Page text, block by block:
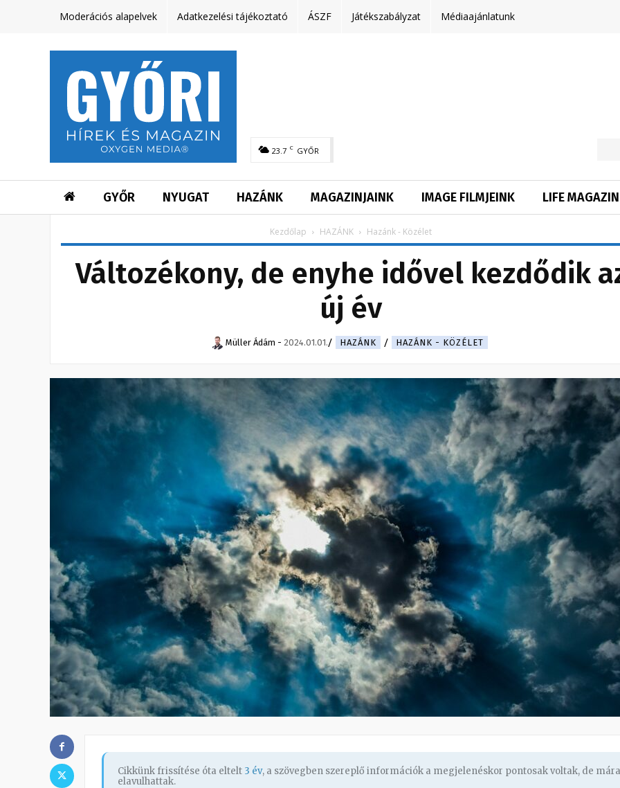
Moderációs alapelvek Adatkezelési tájékoztató ÁSZF Játékszabályzat Médiaajánlatunk
23.7 C GYŐR
GYŐR NYUGAT HAZÁNK MAGAZINJAINK IMAGE FILMJEINK LIFE MAGAZIN
Kezdőlap HAZÁNK Hazánk - Közélet
Változékony, de enyhe idővel kezdődik
új év
Müller Ádám - 2024.01.01. HAZÁNK HAZÁNK - KÖZÉLET
Cikkünk frissítése óta eltelt 3 év, a szövegben szereplő információk a megjelenéskor pontosak voltak, de mára
elavulhattak.